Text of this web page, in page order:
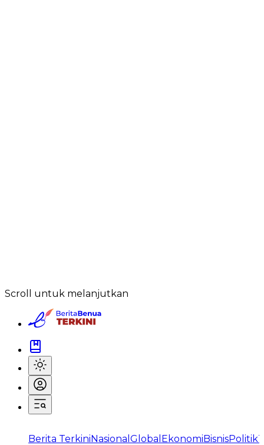
Scroll untuk melanjutkan
Berita TerkiniNasional Global EkonomiBisnisPolitik